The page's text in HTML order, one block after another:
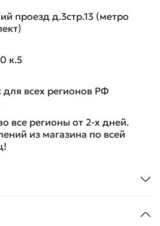
проезд д.3стр.13 (метро
к.5
для всех регионов РФ
все регионы от 2-х дней.
из магазина по всей